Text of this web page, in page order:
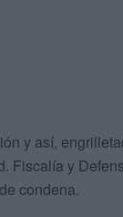
y así,
Fiscalía y
condena.